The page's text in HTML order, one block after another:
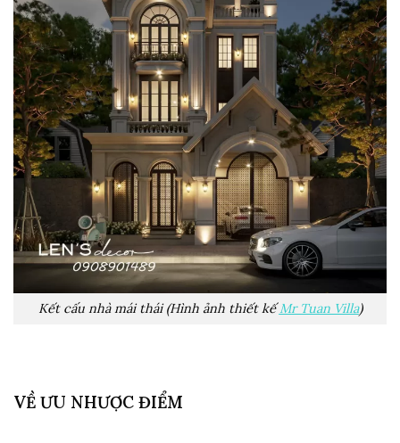
Kết cấu nhà mái thái (Hình ảnh thiết kếMr Tuan Villa)
VỀ ƯU NHƯỢC ĐIỂM